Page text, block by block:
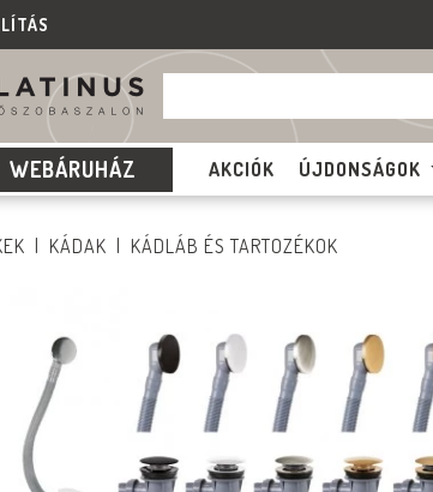
WEBÁRUHÁZ AKCIÓK ÚJDONSÁGOK
KÁDAK KÁDLÁB ÉS TARTOZÉKOK